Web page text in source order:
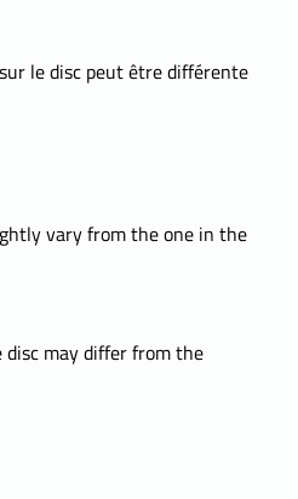
le disc peut être différente
vary from the one in the
may differ from the